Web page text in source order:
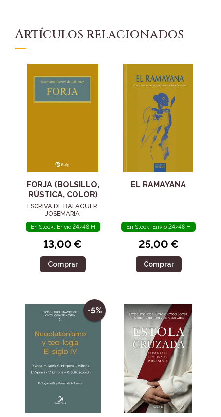
Artículos relacionados
FORJA (BOLSILLO,
RÚSTICA, COLOR)
ESCRIVA DE BALAGUER,
JOSEMARIA
En Stock. Envío 24/48 H
13,00 €
Comprar
EL RAMAYANA
En Stock. Envío 24/48 H
25,00 €
Comprar
-5%